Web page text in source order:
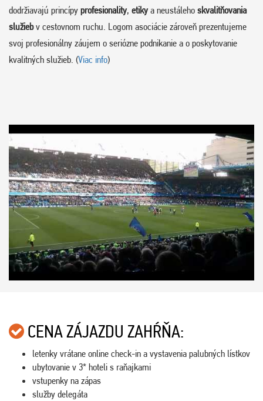
dodržiavajú princípy profesionality, etikya neustáleho skvalitňovania
služiebv cestovnom ruchu. Logom asociácie zároveň prezentujeme
svoj profesionálny záujem o seriózne podnikanie a o poskytovanie
kvalitných služieb. (Viac info)
CENA ZÁJAZDU ZAHŔŇA:
letenky vrátane online check-in a vystavenia palubných lístkov
ubytovanie v 3* hoteli s raňajkami
vstupenky na zápas
služby delegáta